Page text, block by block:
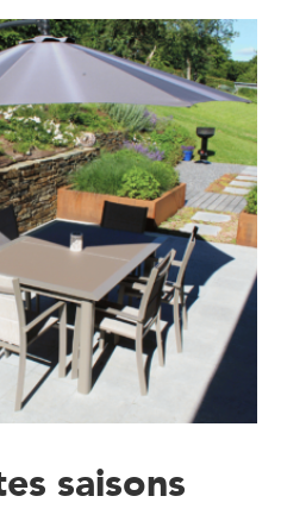
saisons